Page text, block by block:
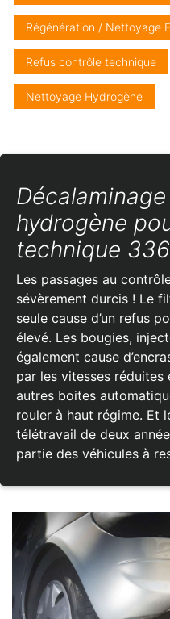
Régénération / Nettoyage
Refus contrôle technique
Nettoyage Hydrogène
hydrogène
technique
Les passages au
sévèrement durcis ! Le
seule cause d’un refus
élevé. Les bougies,
également cause
par les vitesses
autres boites
rouler à haut régime. Et
télétravail de deux
partie des véhicules à